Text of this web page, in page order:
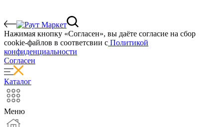
Нажимая кнопку «Согласен», вы даёте cогласие на сбор
cookie-файлов в соответсвии с Политикой
конфиденциальности
Согласен
Каталог
Меню